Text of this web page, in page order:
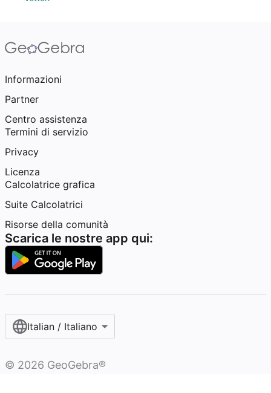
Informazioni
Partner
Centro assistenza
Termini di servizio
Privacy
Licenza
Calcolatrice grafica
Suite Calcolatrici
Risorse della comunità
Scarica le nostre app qui:
Italian / Italiano‎
© 2026 GeoGebra®